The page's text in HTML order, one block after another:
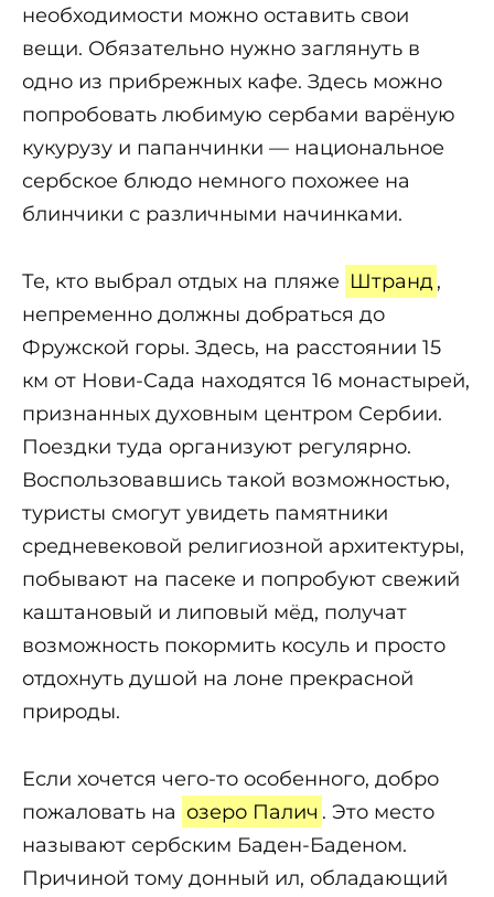
необходимости можно оставить свои
вещи. Обязательно нужно заглянуть в
одно из прибрежных кафе. Здесь можно
попробовать любимую сербами варёную
кукурузу и папанчинки — национальное
сербское блюдо немного похожее на
блинчики с различными начинками.
Те, кто выбрал отдых на пляже Штранд ,
непременно должны добраться до
Фружской горы. Здесь, на расстоянии 15
км от Нови-Сада находятся 16 монастырей,
признанных духовным центром Сербии.
Поездки туда организуют регулярно.
Воспользовавшись такой возможностью,
туристы смогут увидеть памятники
средневековой религиозной архитектуры,
побывают на пасеке и попробуют свежий
каштановый и липовый мёд, получат
возможность покормить косуль и просто
отдохнуть душой на лоне прекрасной
природы.
Если хочется чего-то особенного, добро
пожаловать на озеро Палич . Это место
называют сербским Баден-Баденом.
Причиной тому донный ил, обладающий